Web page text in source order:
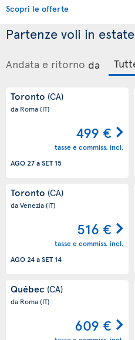
Scopri le offerte
Partenze voli in estate
Andata e ritorno da
Toronto (CA)
da Roma(IT)
499 €
tasse e commiss. incl.
AGO 27aSET 15
Toronto (CA)
da Venezia(IT)
516 €
tasse e commiss. incl.
AGO 24aSET 14
Québec (CA)
da Roma(IT)
609 €